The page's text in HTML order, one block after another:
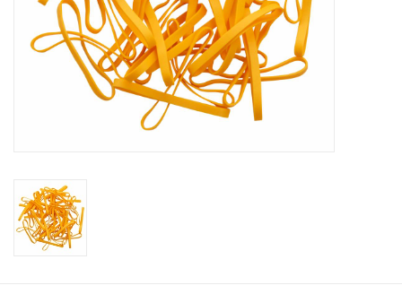
Zwarte elastiekjes aanbieding!
Witte elastiekjes aanbieding!